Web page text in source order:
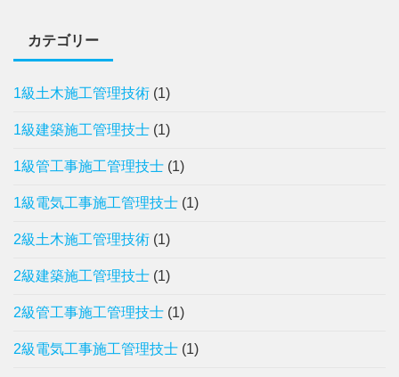
カテゴリー
1級土木施工管理技術 (1)
1級建築施工管理技士 (1)
1級管工事施工管理技士 (1)
1級電気工事施工管理技士 (1)
2級土木施工管理技術 (1)
2級建築施工管理技士 (1)
2級管工事施工管理技士 (1)
2級電気工事施工管理技士 (1)